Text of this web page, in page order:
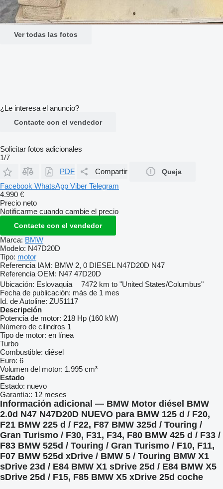
Ver todas las fotos
¿Le interesa el anuncio?
Contacte con el vendedor
Solicitar fotos adicionales
1/7
PDF
Compartir Queja
Facebook WhatsApp Viber Telegram
4.990 €
Precio neto
Notificarme cuando cambie el precio
Contacte con el vendedor
Marca: BMW
Modelo: N47D20D
Tipo: motor
Referencia IAM: BMW 2, 0 DIESEL N47D20D N47
Referencia OEM: N47 47D20D
Ubicación: Eslovaquia
7472 km to "United States/Columbus"
Fecha de publicación: más de 1 mes
Id. de Autoline: ZU51117
Descripción
Potencia de motor: 218 Hp (160 kW)
Número de cilindros 1
Tipo de motor: en línea
Turbo
Combustible: diésel
Euro: 6
Volumen del motor: 1.995 cm³
Estado
Estado: nuevo
Garantía:: 12 meses
Información adicional — BMW Motor diésel BMW
2.0d N47 N47D20D NUEVO para BMW 125 d / F20,
F21 BMW 225 d / F22, F87 BMW 325d / Touring /
Gran Turismo / F30, F31, F34, F80 BMW 425 d / F33 /
F83 BMW 525d / Touring / Gran Turismo / F10, F11,
F07 BMW 525d xDrive / BMW 5 / Touring BMW X1
sDrive 23d / E84 BMW X1 sDrive 25d / E84 BMW X5
sDrive 25d / F15, F85 BMW X5 xDrive 25d coche